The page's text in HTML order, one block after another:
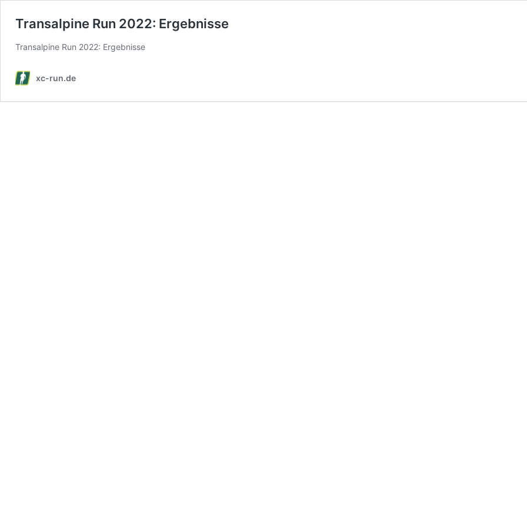
Transalpine Run 2022: Ergebnisse
Transalpine Run 2022: Ergebnisse
xc-run.de